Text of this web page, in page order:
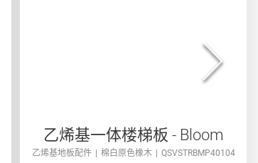
乙烯基一体楼梯板 - Bloom
乙烯基地板配件 棉白原色橡木 QSVSTRBMP40104